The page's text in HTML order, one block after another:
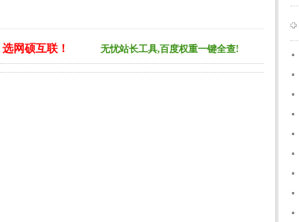
网硕互联！ 无忧站长工具,百度权重一键全查!